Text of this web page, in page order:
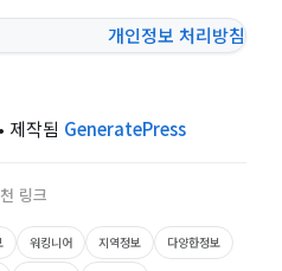
개인정보 처리방침
• 제작됨 GeneratePress
링크
워킹니어 지역정보
다양한정보